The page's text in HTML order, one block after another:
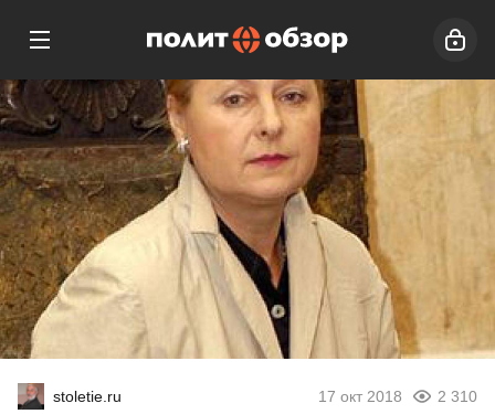
stoletie.ru 17 окт 2018 2 310